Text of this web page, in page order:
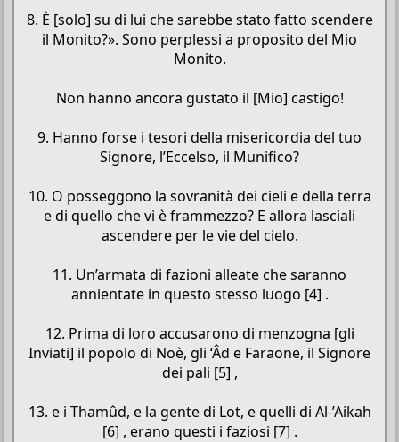
8. È [solo] su di lui che sarebbe stato fatto scendere
il Monito?». Sono perplessi a proposito del Mio
Monito.
Non hanno ancora gustato il [Mio] castigo!
9. Hanno forse i tesori della misericordia del tuo
Signore, l’Eccelso, il Munifico?
10. O posseggono la sovranità dei cieli e della terra
e di quello che vi è frammezzo? E allora lasciali
ascendere per le vie del cielo.
11. Un’armata di fazioni alleate che saranno
annientate in questo stesso luogo [4] .
12. Prima di loro accusarono di menzogna [gli
Inviati] il popolo di Noè, gli ‘Âd e Faraone, il Signore
dei pali [5] ,
13. e i Thamûd, e la gente di Lot, e quelli di Al-’Aikah
[6] , erano questi i faziosi [7] .